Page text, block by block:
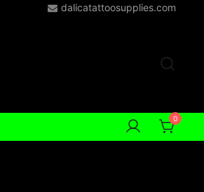
dalicatattoosupplies.com
0